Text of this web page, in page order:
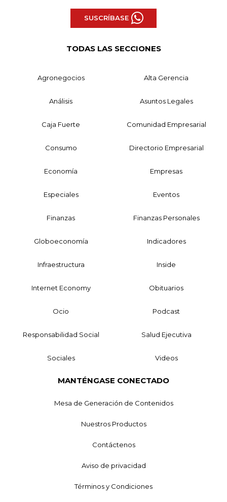
SUSCRÍBASE
TODAS LAS SECCIONES
Agronegocios Alta Gerencia
Análisis Asuntos Legales
Caja Fuerte Comunidad Empresarial
Consumo Directorio Empresarial
Economía Empresas
Especiales Eventos
Finanzas Finanzas Personales
Globoeconomía Indicadores
Infraestructura Inside
Internet Economy Obituarios
Ocio Podcast
Responsabilidad Social Salud Ejecutiva
Sociales Videos
MANTÉNGASE CONECTADO
Mesa de Generación de Contenidos
Nuestros Productos
Contáctenos
Aviso de privacidad
Términos y Condiciones